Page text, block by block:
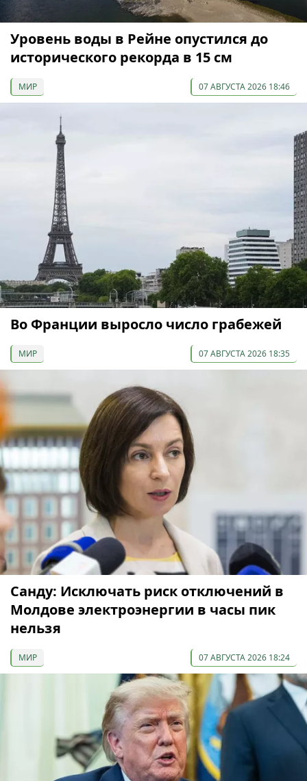
Уровень воды в Рейне опустился до
исторического рекорда в 15 см
МИР 07 АВГУСТА 2026 18:46
Во Франции выросло число грабежей
МИР 07 АВГУСТА 2026 18:35
Санду: Исключать риск отключений в
Молдове электроэнергии в часы пик
нельзя
МИР 07 АВГУСТА 2026 18:24